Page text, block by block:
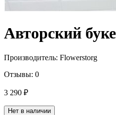
Авторский
Производитель: Flowerstorg
Отзывы: 0
3 290 ₽
Нет в наличии